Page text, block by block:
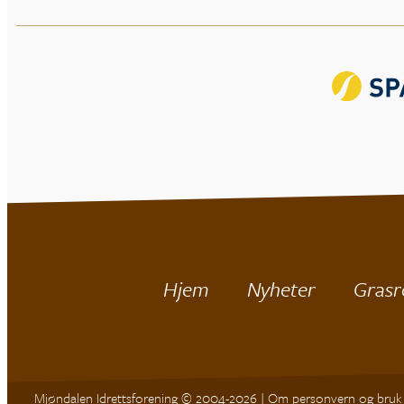
Hjem Nyheter
Mjøndalen Idrettsforening © 2004-2026 | Om personvern og